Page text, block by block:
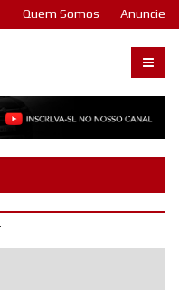
Quem Somos Anuncie